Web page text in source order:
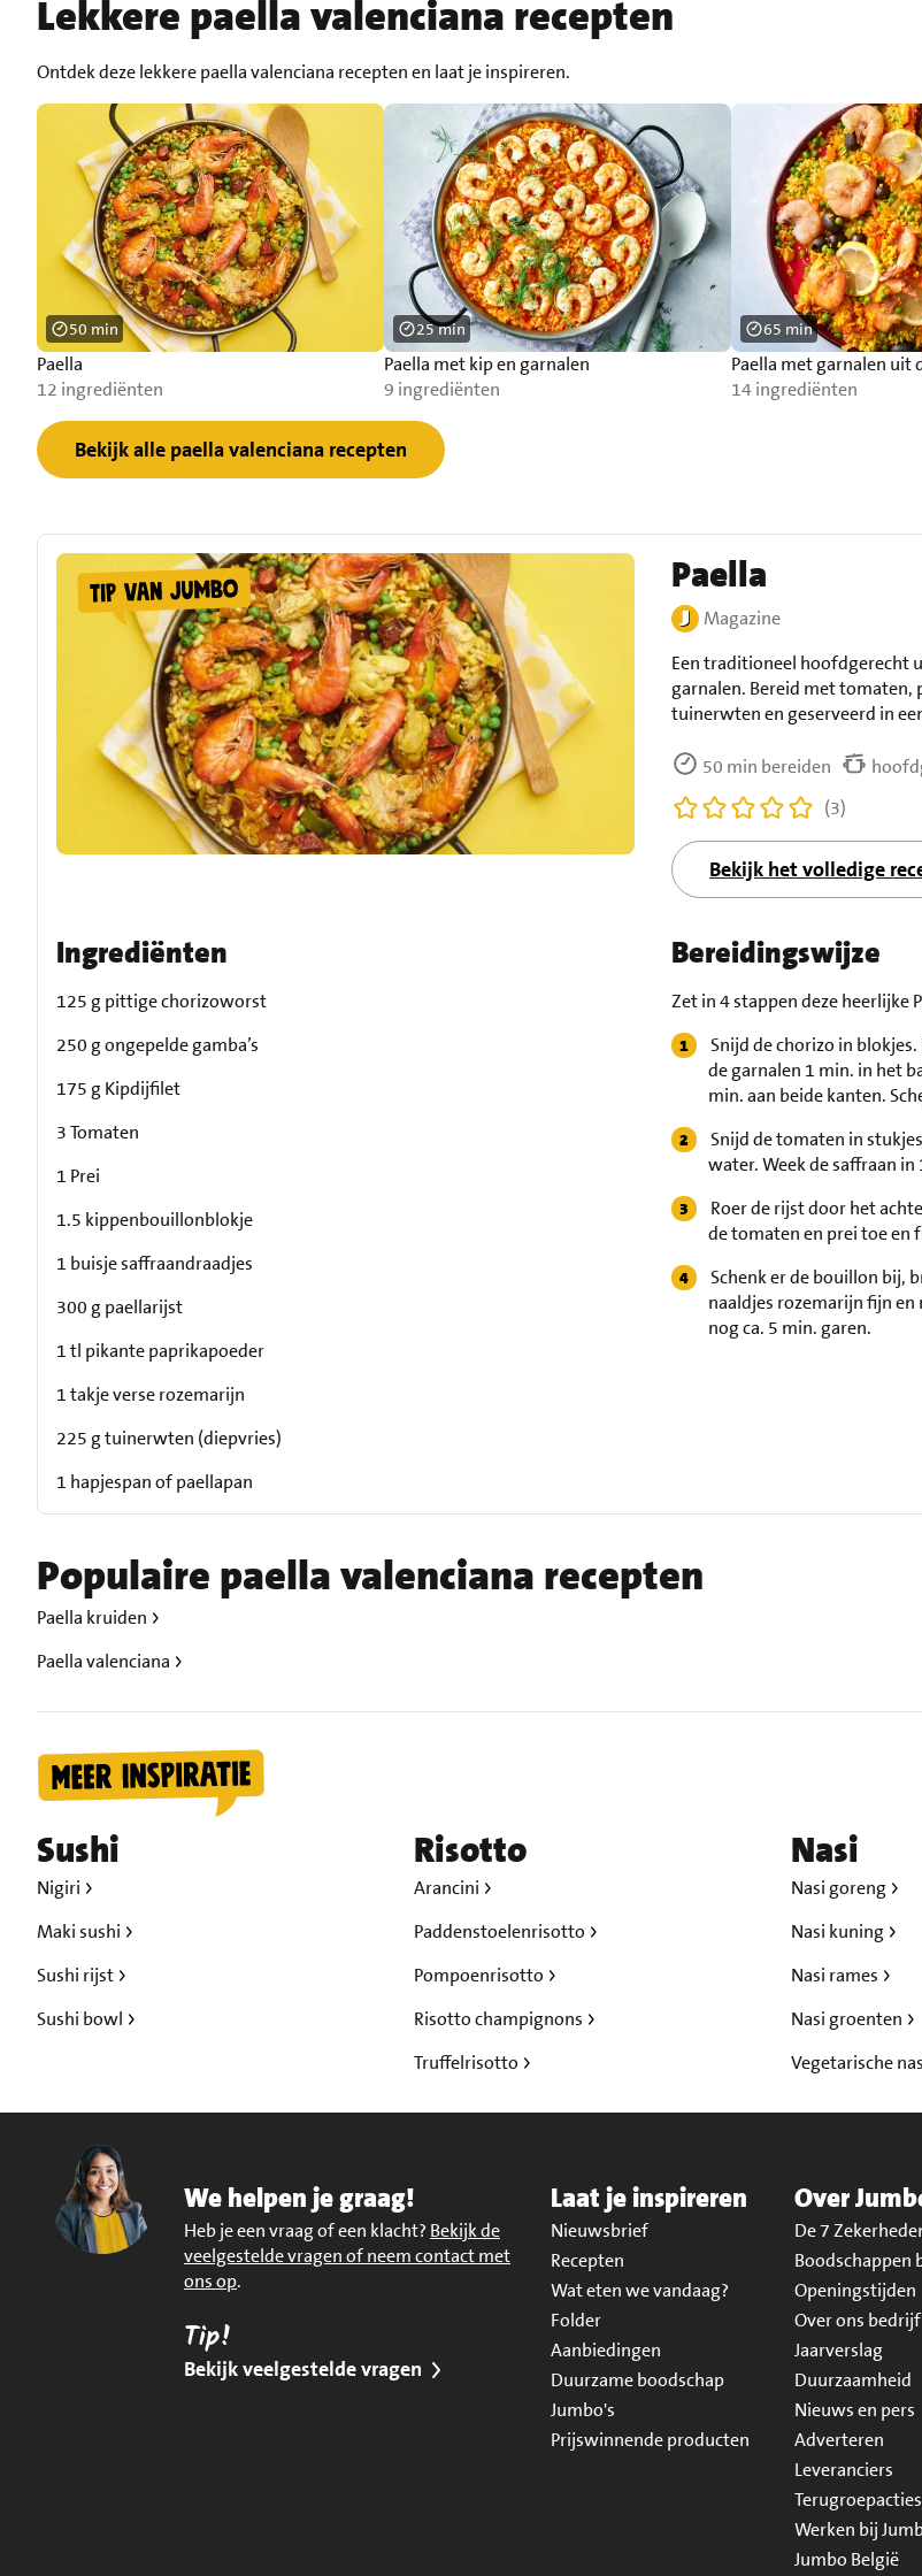
Lekkere paella valenciana recepten
Ontdek deze lekkere paella valenciana recepten en laat je inspireren.
Paella
12 ingrediënten
50 min
Paella met kip en garnalen
9 ingrediënten
25 min
Paella met garnalen uit
14 ingrediënten
65 min
Bekijk alle paella valenciana recepten
Paella
Magazine
Een traditioneel hoofdgerecht
garnalen. Bereid met
tuinerwten en geserveerd in
50 min bereiden
(3)
Bekijk het volledige
Ingrediënten
125 g pittige chorizoworst
250 g ongepelde gamba’s
175 g Kipdijfilet
3 Tomaten
1 Prei
1.5 kippenbouillonblokje
1 buisje saffraandraadjes
300 g paellarijst
1 tl pikante paprikapoeder
1 takje verse rozemarijn
225 g tuinerwten (diepvries)
1 hapjespan of paellapan
Bereidingswijze
Zet in 4 stappen deze heerlijke
Snijd de chorizo in
de garnalen 1 min. in het
min. aan beide kanten.
Snijd de tomaten in
water. Week de saffraan
Roer de rijst door het
de tomaten en prei toe en
Schenk er de bouillon bij,
naaldjes rozemarijn fijn
nog ca. 5 min. garen.
Populaire paella valenciana recepten
Paella kruiden
Paella valenciana
Sushi
Nigiri
Maki sushi
Sushi rijst
Sushi bowl
Risotto
Arancini
Paddenstoelenrisotto
Pompoenrisotto
Risotto champignons
Truffelrisotto
Nasi
Nasi goreng
Nasi kuning
Nasi rames
Nasi groenten
Vegetarische
We helpen je graag!
Heb je een vraag of een klacht? Bekijk de
veelgestelde vragen of neem contact met
ons op.
Tip!
Bekijk veelgestelde vragen
Laat je inspireren
Nieuwsbrief
Recepten
Wat eten we vandaag?
Folder
Aanbiedingen
Duurzame boodschap
Jumbo's
Prijswinnende producten
Over
De 7
Boodschappen
Openingstijden
Over ons bedrijf
Jaarverslag
Duurzaamheid
Nieuws en pers
Adverteren
Leveranciers
Terugroepacties
Werken bij
Jumbo België